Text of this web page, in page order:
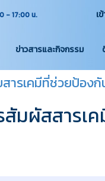
- 17:00น. เ
ข่าวสารและกิจกรรม
รเคมีที่ช่วยป้องกั
มผัสสารเค